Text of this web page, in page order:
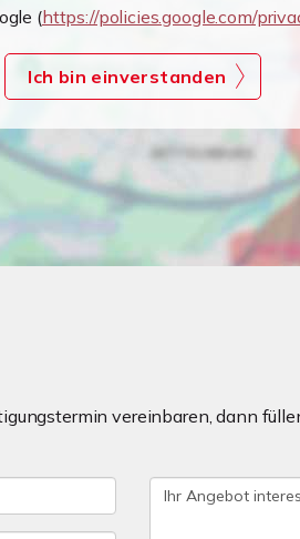
(https://policies.google.com/
Ich bin einverstanden
vereinbaren, dann